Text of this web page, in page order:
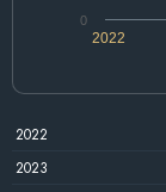
2022
0
2022
2023